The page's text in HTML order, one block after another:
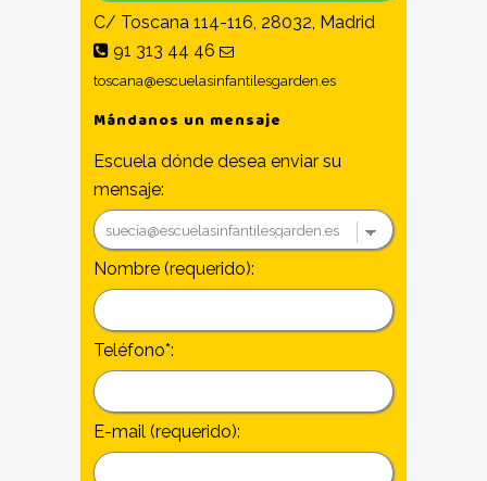
C/ Toscana 114-116, 28032, Madrid
91 313 44 46
toscana@escuelasinfantilesgarden.es
Mándanos un mensaje
Escuela dónde desea enviar su
mensaje:
Nombre (requerido):
Teléfono*:
E-mail (requerido):